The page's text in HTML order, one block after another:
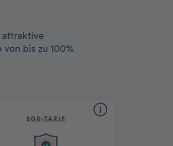
attraktive
bis zu 100%
SOS-TARIF